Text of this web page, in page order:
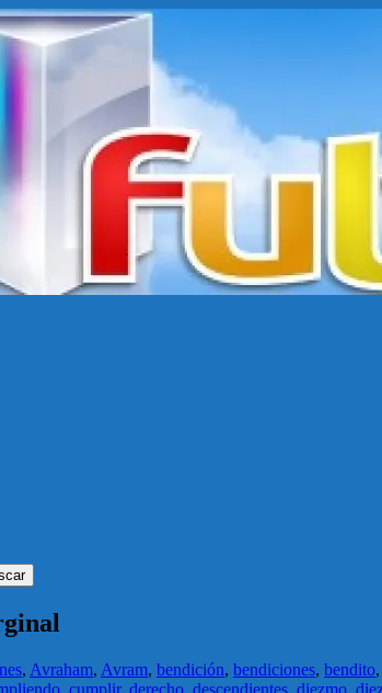
, Avraham, Avram, bendición, bendiciones, bendito,
, cumplir, derecho, descendientes, diezmo,